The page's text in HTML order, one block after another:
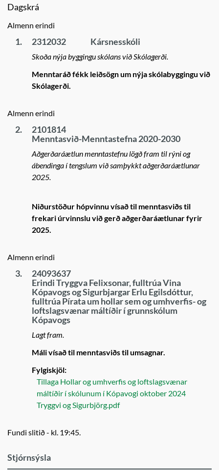
Dagskrá
Almenn erindi
1. 2312032 Kársnesskóli
Skoða nýja byggingu skólans við Skólagerði.
Menntaráð fékk leiðsögn um nýja skólabyggingu við
Skólagerði.
Almenn erindi
2.
2101814
Menntasvið-Menntastefna 2020-2030
Aðgerðaráætlun menntastefnu lögð fram til rýni og
ábendinga í tengslum við samþykkt aðgerðaráætlunar
2025.
Niðurstöður hópvinnu vísað til menntasviðs til
frekari úrvinnslu við gerð aðgerðaráætlunar fyrir
2025.
Almenn erindi
3.
24093637
Erindi Tryggva Felixsonar, fulltrúa Vina
Kópavogs og Sigurbjargar Erlu Egilsdóttur,
fulltrúa Pírata um hollar sem og umhverfis- og
loftslagsvænar máltíðir í grunnskólum
Kópavogs
Lagt fram.
Máli vísað til menntasviðs til umsagnar.
Fylgiskjöl:
Tillaga Hollar og umhverfis og loftslagsvænar
máltíðir í skólunum í Kópavogi oktober 2024
Tryggvi og Sigurbjörg.pdf
Fundi slitið - kl. 19:45.
Stjórnsýsla